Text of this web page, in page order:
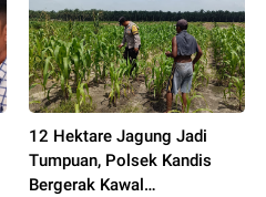
12 Hektare Jagung Jadi
Tumpuan, Polsek Kandis
Bergerak Kawal